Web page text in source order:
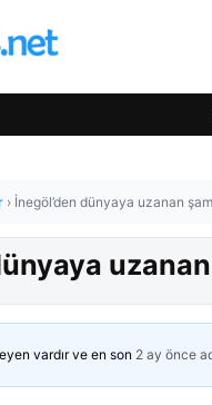
› İnegöl’den dünyaya uzanan
vardır ve en son 2 ay önce